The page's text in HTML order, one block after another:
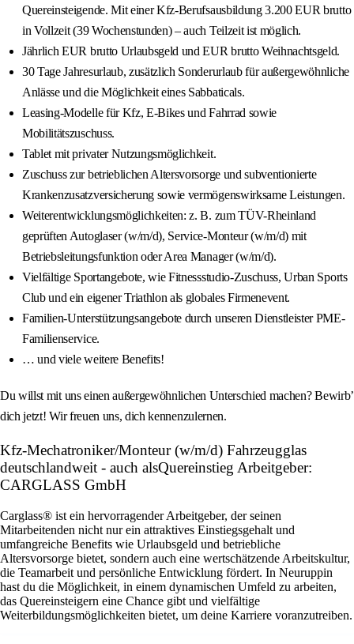
Quereinsteigende. Mit einer Kfz-Berufsausbildung 3.200 EUR brutto
in Vollzeit (39 Wochenstunden) – auch Teilzeit ist möglich.
Jährlich EUR brutto Urlaubsgeld und EUR brutto Weihnachtsgeld.
30 Tage Jahresurlaub, zusätzlich Sonderurlaub für außergewöhnliche
Anlässe und die Möglichkeit eines Sabbaticals.
Leasing-Modelle für Kfz, E-Bikes und Fahrrad sowie
Mobilitätszuschuss.
Tablet mit privater Nutzungsmöglichkeit.
Zuschuss zur betrieblichen Altersvorsorge und subventionierte
Krankenzusatzversicherung sowie vermögenswirksame Leistungen.
Weiterentwicklungsmöglichkeiten: z. B. zum TÜV-Rheinland
geprüften Autoglaser (w/m/d), Service-Monteur (w/m/d) mit
Betriebsleitungsfunktion oder Area Manager (w/m/d).
Vielfältige Sportangebote, wie Fitnessstudio-Zuschuss, Urban Sports
Club und ein eigener Triathlon als globales Firmenevent.
Familien-Unterstützungsangebote durch unseren Dienstleister PME-
Familienservice.
… und viele weitere Benefits!
Du willst mit uns einen außergewöhnlichen Unterschied machen? Bewirb’
dich jetzt! Wir freuen uns, dich kennenzulernen.
Kfz-Mechatroniker/Monteur (w/m/d) Fahrzeugglas
deutschlandweit - auch alsQuereinstieg Arbeitgeber:
CARGLASS GmbH
Carglass® ist ein hervorragender Arbeitgeber, der seinen
Mitarbeitenden nicht nur ein attraktives Einstiegsgehalt und
umfangreiche Benefits wie Urlaubsgeld und betriebliche
Altersvorsorge bietet, sondern auch eine wertschätzende Arbeitskultur,
die Teamarbeit und persönliche Entwicklung fördert. In Neuruppin
hast du die Möglichkeit, in einem dynamischen Umfeld zu arbeiten,
das Quereinsteigern eine Chance gibt und vielfältige
Weiterbildungsmöglichkeiten bietet, um deine Karriere voranzutreiben.